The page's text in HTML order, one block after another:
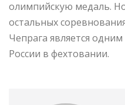
олимпийскую медаль.
остальных
Чепрага является
России в фехтовании.